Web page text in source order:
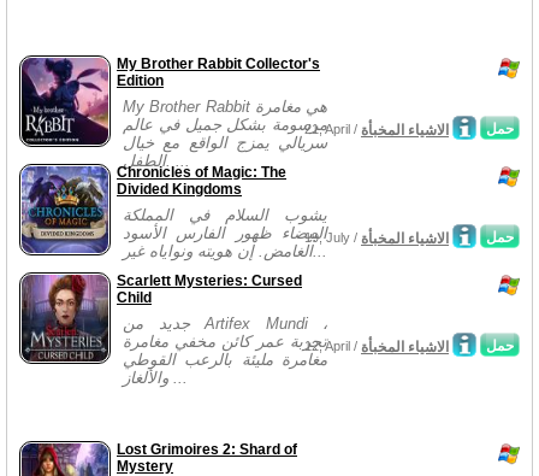
My Brother Rabbit Collector's
Edition
My Brother Rabbit هي مغامرة
مرسومة بشكل جميل في عالم
سريالي يمزج الواقع مع خيال
الطفل. ...
حمل 21, April / الاشياء المخبأة
Chronicles of Magic: The
Divided Kingdoms
يشوب السلام في المملكة
البيضاء ظهور الفارس الأسود
الغامض. إن هويته ونواياه غير...
حمل 19, July / الاشياء المخبأة
Scarlett Mysteries: Cursed
Child
جديد من Artifex Mundi ،
تجربة عمر كائن مخفي مغامرة
مغامرة مليئة بالرعب القوطي
والألغاز ...
حمل 12, April / الاشياء المخبأة
Lost Grimoires 2: Shard of
Mystery